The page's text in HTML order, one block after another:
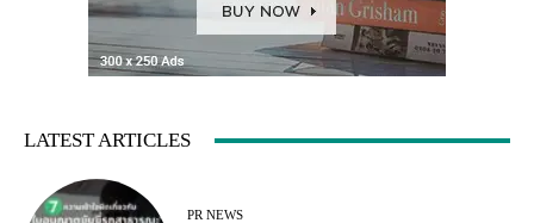
LATEST ARTICLES
PR NEWS